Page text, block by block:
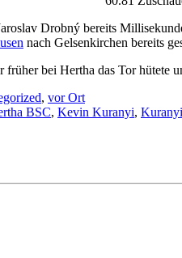
Drobný bereits
nach Gelsenkirchen bereits
früher bei Hertha das Tor hütete
, vor Ort
BSC, Kevin Kuranyi, Kuranyi